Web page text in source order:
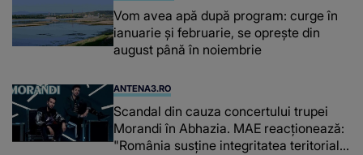
Vom avea apă după program: curge în
ianuarie și februarie, se oprește din
august până în noiembrie
ANTENA3.RO
Scandal din cauza concertului trupei
Morandi în Abhazia. MAE reacționează:
"România susține integritatea teritorială